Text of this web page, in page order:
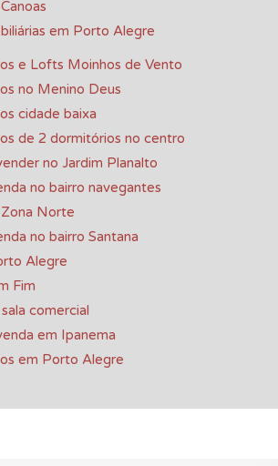
em Porto Alegre
e Lofts Moinhos de Vento
no Menino Deus
cidade baixa
de 2 dormitórios no centro
no Jardim Planalto
no bairro navegantes
Norte
no bairro Santana
Alegre
Fim
comercial
em Ipanema
em Porto Alegre